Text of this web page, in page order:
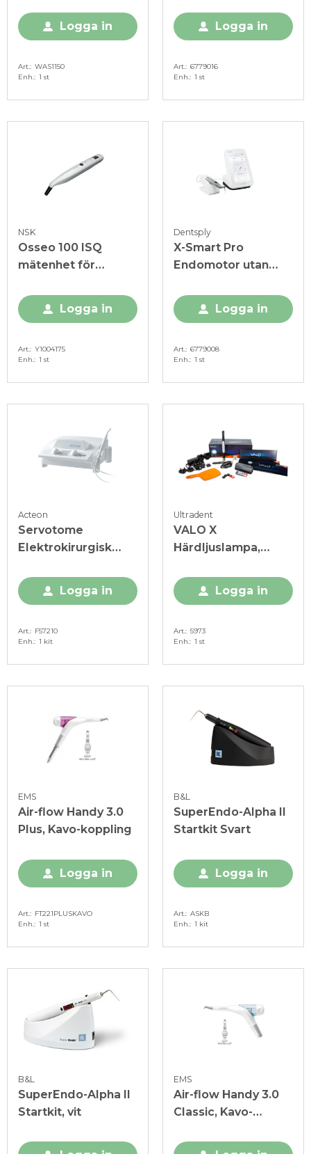
Logga in
Art. WAS1150
Enh. 1 st
Logga in
Art. 6779016
Enh. 1 st
NSK
Osseo 100 ISQ
mätenhet för
Logga in
Art.
Y1004175
Enh.
1 st
Dentsply
X-Smart Pro
Endomotor utan
Logga in
Art.
6779008
Enh.
1 st
Acteon
Servotome
Elektrokirurgisk
elektroder
Logga in
Art.
F57210
Enh. 1 kit
Ultradent
VALO X
Härdljuslampa,
Logga in
Art. 5973
Enh. 1 st
EMS
Air-flow Handy 3.0
Plus, Kavo-koppling
Logga in
Art.
FT221PLUSKAVO
Enh.
1 st
B&L
SuperEndo-Alpha II
Startkit Svart
Logga in
Art.
ASKB
Enh.
1 kit
B&L
SuperEndo-Alpha II
Startkit, vit
EMS
Air-flow Handy 3.0
Classic, Kavo-